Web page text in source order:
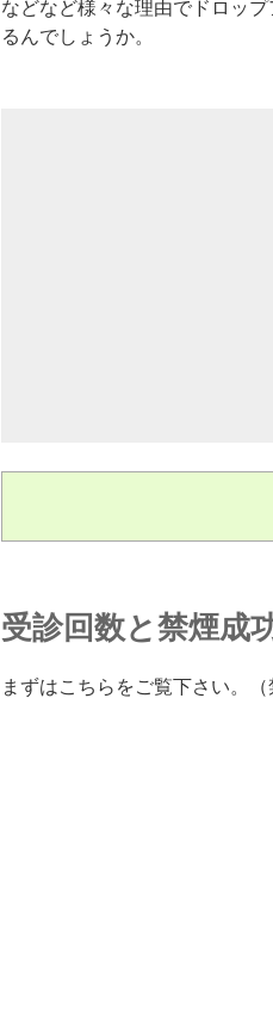
などなど様々な理由でドロッ
るんでしょうか。
受診回数と禁煙成
まずはこちらをご覧下さい。（